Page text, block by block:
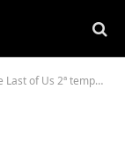
temporada em 2026: 7 pistas do final que mudam tudo e o que isso revela sobre a 3ª temporada